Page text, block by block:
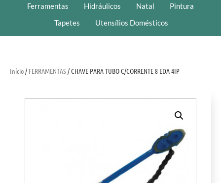
Ferramentas
Hidráulicos Natal
Pintura
Tapetes
Utensílios Domésticos
Início/ FERRAMENTAS/ CHAVE PARA TUBO C/CORRENTE 8 EDA 4IP